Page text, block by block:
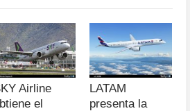
Airline
el
LATAM
presenta la